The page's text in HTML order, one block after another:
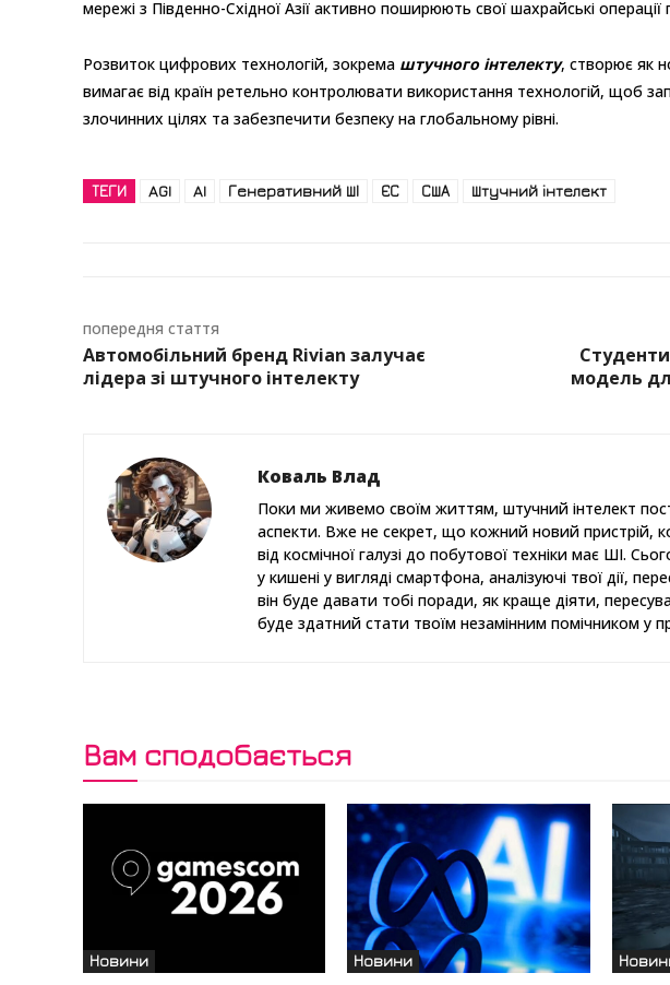
мережі з Південно-Східної Азії активно поширюють свої шахрайські операції
Розвиток цифрових технологій, зокрема штучного інтелекту, створює як
вимагає від країн ретельно контролювати використання технологій, щоб
злочинних цілях та забезпечити безпеку на глобальному рівні.
ТЕГИ AGI AI Генеративний ШІ ЄС США Штучний інтелект
попередня стаття
Автомобільний бренд Rivian залучає
лідера зі штучного інтелекту
модель
Коваль Влад
Поки ми живемо своїм життям, штучний інтелект
аспекти. Вже не секрет, що кожний новий пристрій,
від космічної галузі до побутової техніки має ШІ.
у кишені у вигляді смартфона, аналізуючі твої дії,
він буде давати тобі поради, як краще діяти,
буде здатний стати твоїм незамінним помічником у
Вам сподобається
Новини Новини